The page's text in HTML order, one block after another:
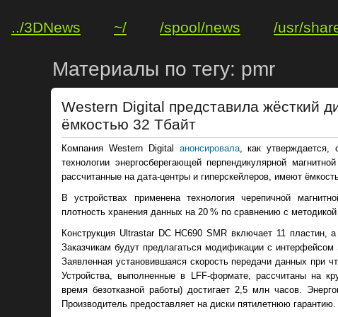
../3DNews ~/ /spool/news /usr/
Материалы по тегу: pmr
Western Digital представила жёсткий
ёмкостью 32 Тбайт
Компания Western Digital анонсировала, как утверждается,
технологии энергосберегающей перпендикулярной
рассчитанные на дата-центры и гиперскейлеров, имеют
В устройствах применена технология черепичной
плотность хранения данных на 20 % по сравнению с
Конструкция Ultrastar DC HC690 SMR включает 11 пластин,
Заказчикам будут предлагаться модификации с
Заявленная установившаяся скорость передачи данных при
Устройства, выполненные в LFF-формате, рассчитаны на
время безотказной работы) достигает 2,5 млн часов.
Производитель предоставляет на диски пятилетнюю гарантию.